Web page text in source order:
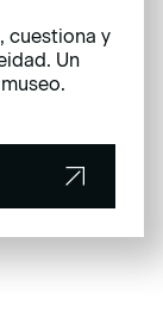
cuestiona y
Un